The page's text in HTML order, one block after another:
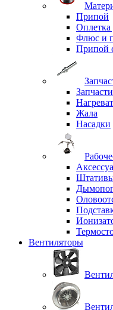
Припой
Оплетка
Флюс и
Припой
Жала
Насадки
Штативы
Вентиляторы